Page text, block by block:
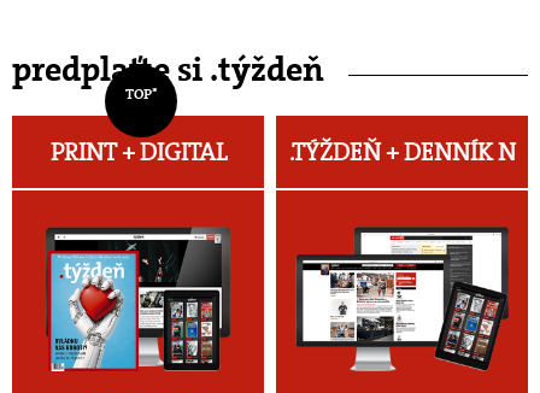
predplaťte si .týždeň
TOP*
PRINT + DIGITAL .TÝŽDEŇ +DENNÍK N